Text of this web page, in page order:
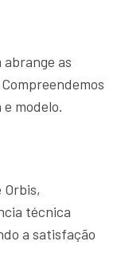
as
modelo.
técnica
a satisfação